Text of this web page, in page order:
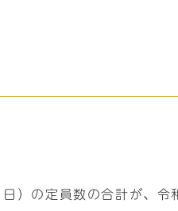
の定員数の合計が、令